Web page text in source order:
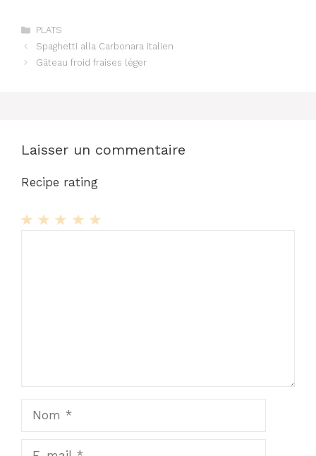
Catégories
PLATS
Spaghetti alla Carbonara italien
Gâteau froid fraises léger
Laisser un commentaire
Recipe rating